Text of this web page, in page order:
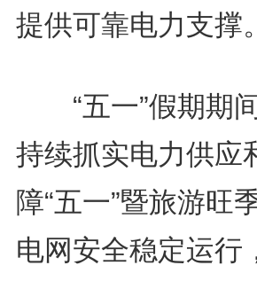
提供可靠电力支撑
“五一”假期期
持续抓实电力供应
障“五一”暨旅游旺
电网安全稳定运行